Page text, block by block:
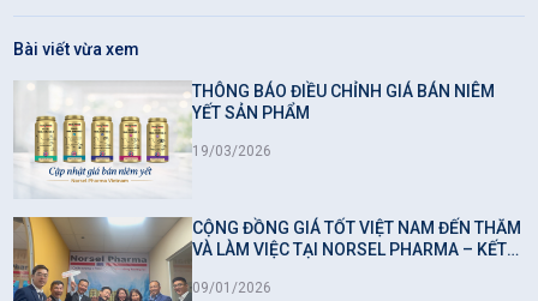
Bài viết vừa xem
THÔNG BÁO ĐIỀU CHỈNH GIÁ BÁN NIÊM
YẾT SẢN PHẨM
19/03/2026
CỘNG ĐỒNG GIÁ TỐT VIỆT NAM ĐẾN THĂM
VÀ LÀM VIỆC TẠI NORSEL PHARMA – KẾT
09/01/2026